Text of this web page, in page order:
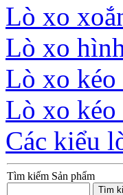
Lò xo
Lò xo
Lò xo
Lò xo
Các kiểu
Tìm kiếm Sản phẩm